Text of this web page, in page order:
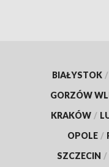
BIAŁYSTOK /
GORZÓW
KRAKÓW /
OPOLE /
SZCZECIN /